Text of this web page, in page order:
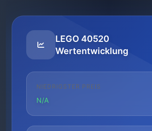
LEGO 40520
Wertentwicklung
NIEDRIGSTER PREIS
N/A